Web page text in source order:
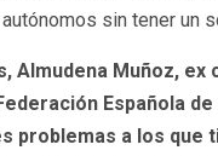
sin tener un
Almudena Muñoz,
Española
problemas a los